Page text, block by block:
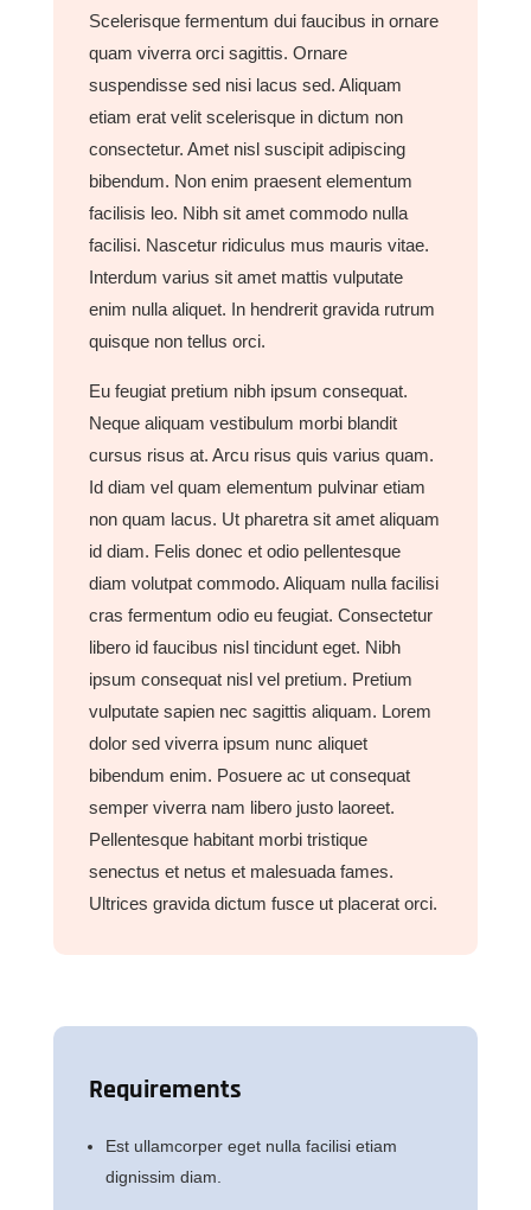
Scelerisque fermentum dui faucibus in ornare
quam viverra orci sagittis. Ornare
suspendisse sed nisi lacus sed. Aliquam
etiam erat velit scelerisque in dictum non
consectetur. Amet nisl suscipit adipiscing
bibendum. Non enim praesent elementum
facilisis leo. Nibh sit amet commodo nulla
facilisi. Nascetur ridiculus mus mauris vitae.
Interdum varius sit amet mattis vulputate
enim nulla aliquet. In hendrerit gravida rutrum
quisque non tellus orci.
Eu feugiat pretium nibh ipsum consequat.
Neque aliquam vestibulum morbi blandit
cursus risus at. Arcu risus quis varius quam.
Id diam vel quam elementum pulvinar etiam
non quam lacus. Ut pharetra sit amet aliquam
id diam. Felis donec et odio pellentesque
diam volutpat commodo. Aliquam nulla facilisi
cras fermentum odio eu feugiat. Consectetur
libero id faucibus nisl tincidunt eget. Nibh
ipsum consequat nisl vel pretium. Pretium
vulputate sapien nec sagittis aliquam. Lorem
dolor sed viverra ipsum nunc aliquet
bibendum enim. Posuere ac ut consequat
semper viverra nam libero justo laoreet.
Pellentesque habitant morbi tristique
senectus et netus et malesuada fames.
Ultrices gravida dictum fusce ut placerat orci.
Requirements
Est ullamcorper eget nulla facilisi etiam
dignissim diam.